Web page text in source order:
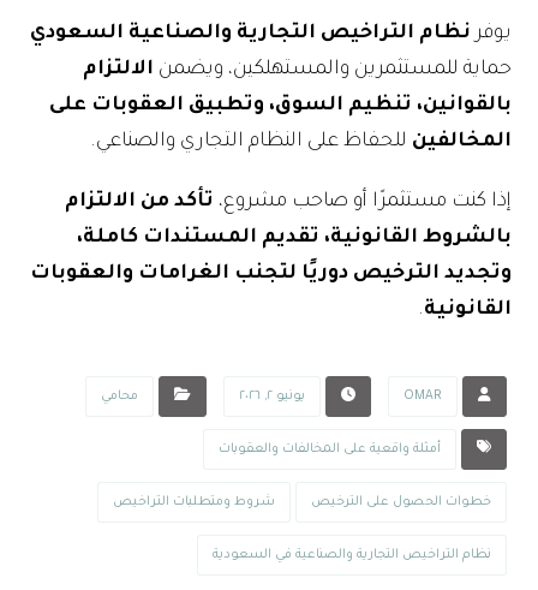
يوفر نظام التراخيص التجارية والصناعية السعودي
حماية للمستثمرين والمستهلكين، ويضمن الالتزام
بالقوانين، تنظيم السوق، وتطبيق العقوبات على
المخالفين للحفاظ على النظام التجاري والصناعي.
إذا كنت مستثمرًا أو صاحب مشروع، تأكد من الالتزام
بالشروط القانونية، تقديم المستندات كاملة،
وتجديد الترخيص دوريًا لتجنب الغرامات والعقوبات
القانونية.
OMAR يونيو ٢, ٢٠٢٦ محامي
أمثلة واقعية على المخالفات والعقوبات
خطوات الحصول على الترخيص شروط ومتطلبات التراخيص
نظام التراخيص التجارية والصناعية في السعودية